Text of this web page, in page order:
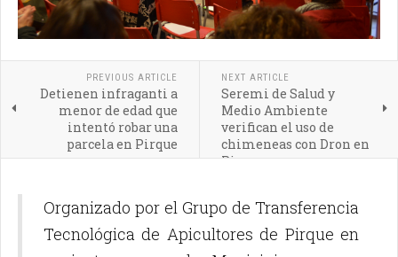
PREVIOUS ARTICLE
Detienen infraganti a
menor de edad que
intentó robar una
parcela en Pirque
NEXT ARTICLE
Seremi de Salud y
Medio Ambiente
verifican el uso de
chimeneas con Dron en
Pirque
Organizado por el Grupo de Transferencia
Tecnológica de Apicultores de Pirque en